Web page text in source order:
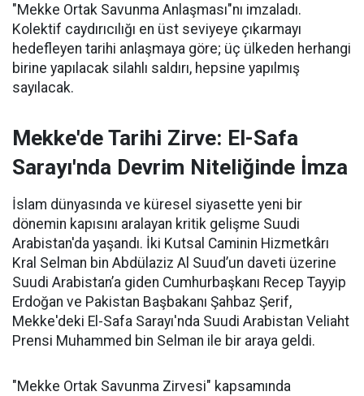
"Mekke Ortak Savunma Anlaşması"nı imzaladı.
Kolektif caydırıcılığı en üst seviyeye çıkarmayı
hedefleyen tarihi anlaşmaya göre; üç ülkeden herhangi
birine yapılacak silahlı saldırı, hepsine yapılmış
sayılacak.
Mekke'de Tarihi Zirve: El-Safa
Sarayı'nda Devrim Niteliğinde İmza
İslam dünyasında ve küresel siyasette yeni bir
dönemin kapısını aralayan kritik gelişme Suudi
Arabistan'da yaşandı. İki Kutsal Caminin Hizmetkârı
Kral Selman bin Abdülaziz Al Suud’un daveti üzerine
Suudi Arabistan’a giden Cumhurbaşkanı Recep Tayyip
Erdoğan ve Pakistan Başbakanı Şahbaz Şerif,
Mekke'deki El-Safa Sarayı'nda Suudi Arabistan Veliaht
Prensi Muhammed bin Selman ile bir araya geldi.
"Mekke Ortak Savunma Zirvesi" kapsamında